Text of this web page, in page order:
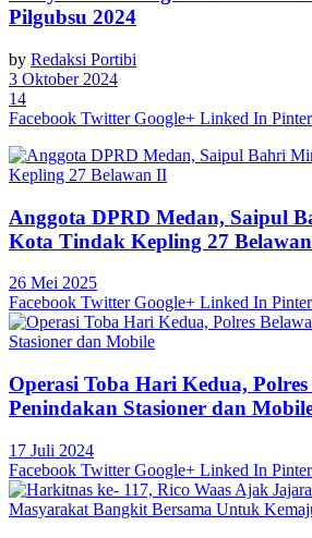
Pilgubsu 2024
by Redaksi Portibi
3 Oktober 2024
14
Facebook Twitter Google+ Linked In
Anggota DPRD Medan, Saipul
Kota Tindak Kepling 27
26 Mei 2025
Facebook Twitter Google+ Linked In
Operasi Toba Hari Kedua,
Penindakan Stasioner dan
17 Juli 2024
Facebook Twitter Google+ Linked In